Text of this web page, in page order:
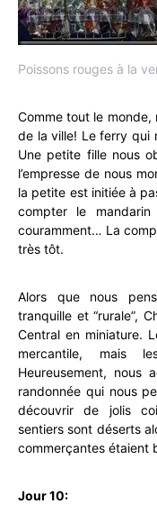
Poissons rouges à la
Comme tout le
de la ville! Le ferry qui
Une petite fille nous
l’empresse de nous
la petite est initiée à
compter le
couramment… La
très tôt.
Alors que nous
tranquille et “rurale”,
Central en miniature.
mercantile, mais
Heureusement, nous
randonnée qui nous
découvrir de jolis
sentiers sont déserts
commerçantes étaient
Jour 10: